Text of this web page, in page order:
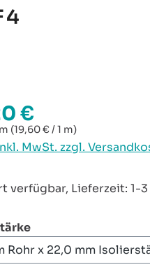
Preis:
€
(19,60 € / 1 m)
MwSt. zzgl.
verfügbar, Lieferzeit: 1-
auswählen